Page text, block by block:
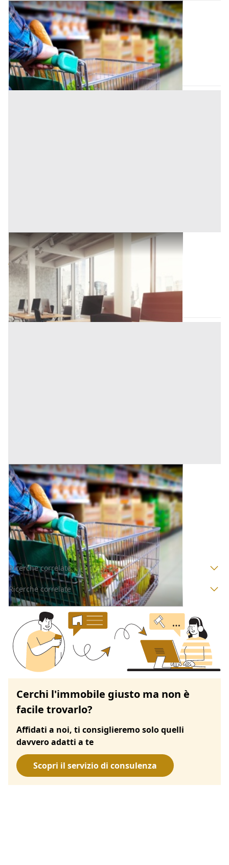
Negozio all'asta a Padova
Fontaniva (Padova)
Offerta minima
750.000 € 1.000.000 €
Codice asta: AI3923451
Asta chiusa
Ufficio all'asta a Padova
Fontaniva
Offerta minima
712.500 € 950.000 €
Codice asta: AI3923452
Asta chiusa
Negozio all'asta a Padova
Fontaniva (Padova)
Offerta minima
1.162.500 € 1.550.000 €
Codice asta: AI3923450
Asta chiusa
Ricerche correlate
Ricerche correlate
Cerchi l'immobile giusto ma non è
facile trovarlo?
Affidati a noi, ti consiglieremo solo quelli
davvero adatti a te
Scopri il servizio di consulenza